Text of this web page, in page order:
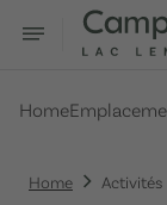
Home
Home Activités